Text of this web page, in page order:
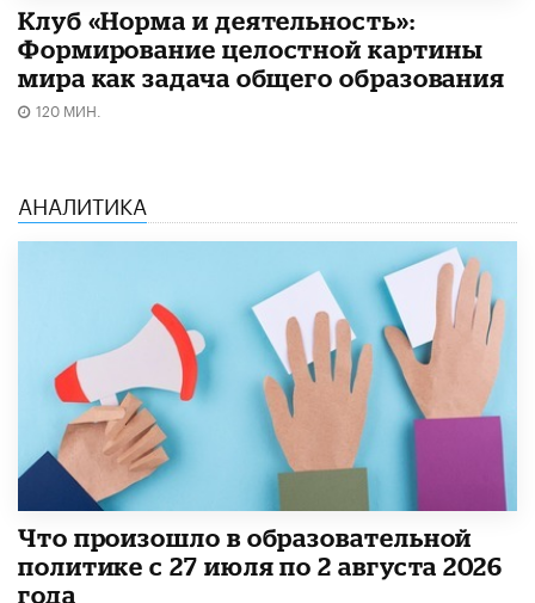
Клуб «Норма и деятельность»:
Формирование целостной картины
мира как задача общего образования
120 МИН.
АНАЛИТИКА
​Что произошло в образовательной
политике с 27 июля по 2 августа 2026
года